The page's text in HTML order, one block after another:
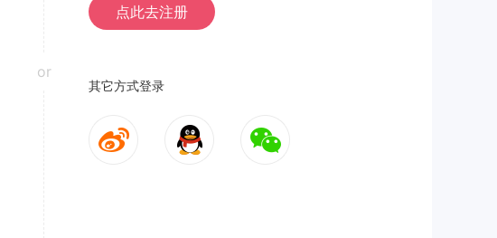
or
点此去注册
其它方式登录